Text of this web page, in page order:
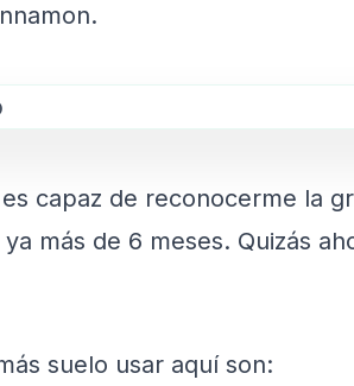
capaz de reconocerme la
más de 6 meses. Quizás
suelo usar aquí son: